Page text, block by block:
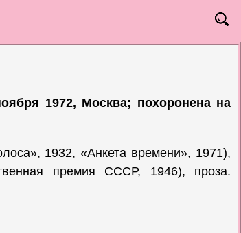
1972, Москва; похоронена на
1932, «Анкета времени», 1971),
премия СССР, 1946), проза.